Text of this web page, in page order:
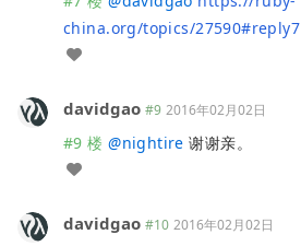
china.org/topics/27590#reply7
davidgao #9 2016年02月02日
#9 楼 @nightire 谢谢亲。
davidgao #10 2016年02月02日